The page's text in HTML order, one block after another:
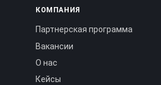
КОМПАНИЯ
Партнерская программа
Вакансии
О нас
Кейсы